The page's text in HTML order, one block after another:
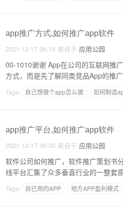
app推广方式,如何推广app软件
2021-12-17 06:15 来自于 应用公园
00-1010谢谢 App在公司的互联网推广是在没有推广预算的情况下进行的。较好的办法不是无脑地选择一种推广
方式，而是先了解同类竞品App的推
Tags: 自己想做个app怎么做 如何制造
app推广平台,如何推广app软件
2021-12-17 06:30 来自于 应用公园
软件公司如何推广，软件推广策划书
Tags: 自已用的APP 地方APP盈利模式